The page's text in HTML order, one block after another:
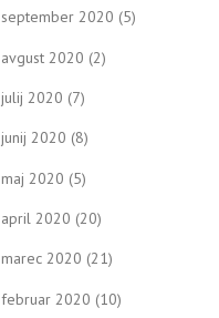
september 2020 (5)
avgust 2020 (2)
julij 2020 (7)
junij 2020 (8)
maj 2020 (5)
april 2020 (20)
marec 2020 (21)
februar 2020 (10)